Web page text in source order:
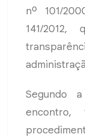
nº 101/
141/2012,
Segundo
encontro,